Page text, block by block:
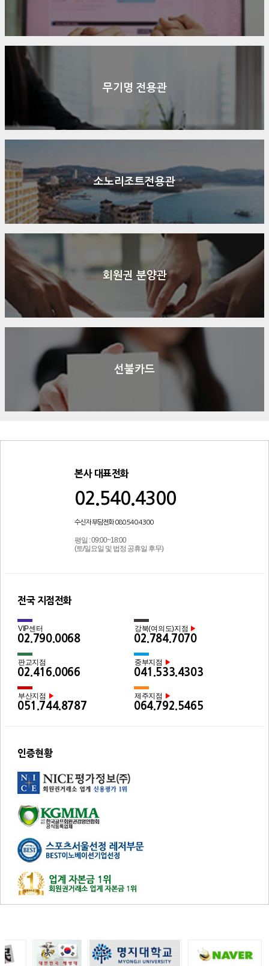
무기명 전용관
소노리조트전용관
회원권 분양관
선불카드
본사 대표전화
02.540.4300
수신자 부담전화 080.540.4300
평일 : 09:00~18:00
(토/일요일 및 법정 공휴일 후무)
전국 지점전화
VIP센터
02.790.0068
강북(여의도)지점 ▶
02.784.7070
판교지점
02.416.0066
중부지점 ▶
041.533.4303
부산지점 ▶
051.744.8787
제주지점 ▶
064.792.5465
인증현황